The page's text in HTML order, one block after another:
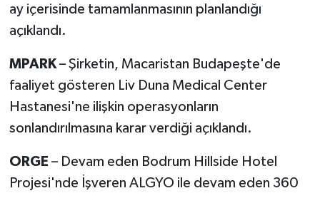
ay içerisinde tamamlanmasının planlandığı
açıklandı.
MPARK – Şirketin, Macaristan Budapeşte'de
faaliyet gösteren Liv Duna Medical Center
Hastanesi'ne ilişkin operasyonların
sonlandırılmasına karar verdiği açıklandı.
ORGE – Devam eden Bodrum Hillside Hotel
Projesi'nde İşveren ALGYO ile devam eden 360